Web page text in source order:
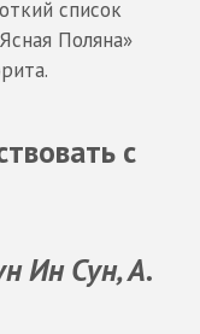
список
Поляна»
с
Ин Сун, А.